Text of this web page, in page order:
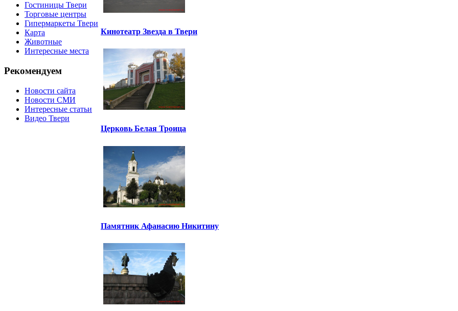
Гостиницы Твери
Торговые центры
Гипермаркеты Твери
Карта
Животные
Интересные места
Рекомендуем
Новости сайта
Новости СМИ
Интересные статьи
Видео Твери
Кинотеатр Звезда в Твери
Церковь Белая Троица
Памятник Афанасию Никитину